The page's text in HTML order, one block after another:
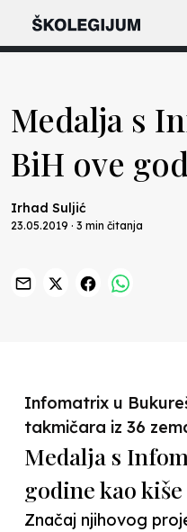
Medalja s
BiH ove
Irhad Suljić
23.05.2019 · 3 min čitanja
Infomatrix u
takmičara iz 36
Medalja s
godine kao kiše
Značaj njihovog